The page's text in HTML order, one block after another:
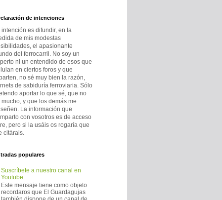
de intenciones
intención es difundir, en la
de mis modestas
el apasionante
del ferrocarril. No soy un
ni un entendido de esos que
en ciertos foros y que
no sé muy bien la razón,
de sabiduría ferroviaria. Sólo
aportar lo que sé, que no
mucho, y que los demás me
La información que
con vosotros es de acceso
pero si la usáis os rogaría que
citárais.
populares
Suscríbete a nuestro canal en
Youtube
Este mensaje tiene como objeto
recordaros que El Guardagujas